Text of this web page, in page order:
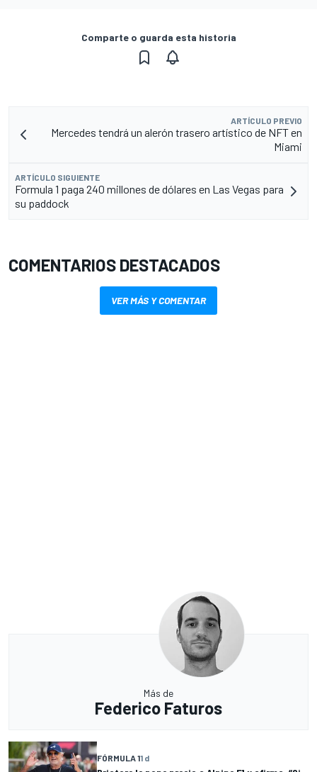
Comparte o guarda esta historia
ARTÍCULO PREVIO
Mercedes tendrá un alerón trasero artístico de NFT en
Miami
ARTÍCULO SIGUIENTE
Formula 1 paga 240 millones de dólares en Las Vegas para
su paddock
COMENTARIOS DESTACADOS
VER MÁS Y COMENTAR
Más de
Federico Faturos
FÓRMULA 11 d